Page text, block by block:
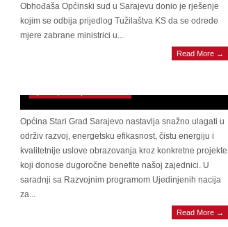
Obhođaša Općinski sud u Sarajevu donio je rješenje
kojim se odbija prijedlog Tužilaštva KS da se odrede
mjere zabrane ministrici u...
Read More →
PODRŠKA ZAJEDNICI Općina Stari Grad
Sarajevo nastavlja snažno ulagati u održiv razvoj:
Instalirana solarna fotonaponska elektrana na
Općina Stari Grad Sarajevo nastavlja snažno ulagati u
održiv razvoj, energetsku efikasnost, čistu energiju i
kvalitetnije uslove obrazovanja kroz konkretne projekte
koji donose dugoročne benefite našoj zajednici. U
saradnji sa Razvojnim programom Ujedinjenih nacija
za...
Read More →
afere Viaduct: Sve je više indicija da je proces
vođen tako da bude izgubljen. Advokati Vlade